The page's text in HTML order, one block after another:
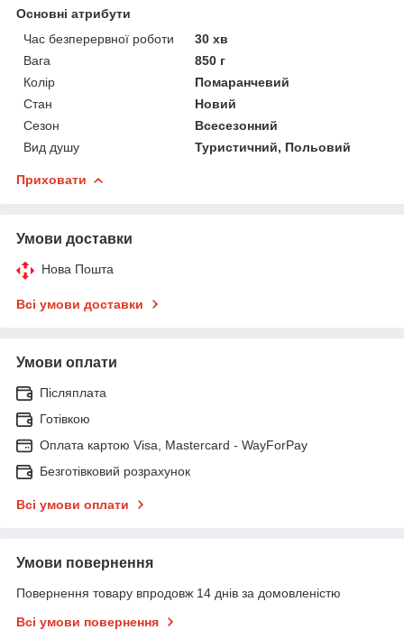
Основні атрибути
Час безперервної роботи
30 хв
Вага
850 г
Колір
Помаранчевий
Стан
Новий
Сезон
Всесезонний
Вид душу
Туристичний, Польовий
Приховати
Умови доставки
Нова Пошта
Всі умови доставки
Умови оплати
Післяплата
Готівкою
Оплата картою Visa, Mastercard - WayForPay
Безготівковий розрахунок
Всі умови оплати
Умови повернення
Повернення товару впродовж 14 днів за домовленістю
Всі умови повернення